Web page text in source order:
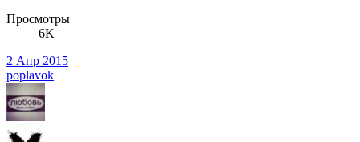
Просмотры
6K
2 Апр 2015
poplavok